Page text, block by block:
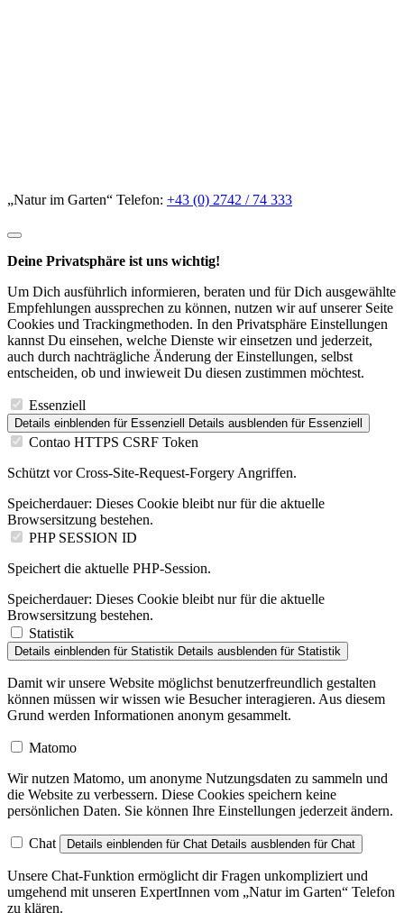
„Natur im Garten“ Telefon: +43 (0) 2742 / 74 333
Deine Privatsphäre ist uns wichtig!
Um Dich ausführlich informieren, beraten und für Dich ausgewählte
Empfehlungen aussprechen zu können, nutzen wir auf unserer Seite
Cookies und Trackingmethoden. In den Privatsphäre Einstellungen
kannst Du einsehen, welche Dienste wir einsetzen und jederzeit,
auch durch nachträgliche Änderung der Einstellungen, selbst
entscheiden, ob und inwieweit Du diesen zustimmen möchtest.
Essenziell
Details einblenden für Essenziell Details ausblenden für Essenziell
Contao HTTPS CSRF Token
Schützt vor Cross-Site-Request-Forgery Angriffen.
Speicherdauer: Dieses Cookie bleibt nur für die aktuelle
Browsersitzung bestehen.
PHP SESSION ID
Speichert die aktuelle PHP-Session.
Speicherdauer: Dieses Cookie bleibt nur für die aktuelle
Browsersitzung bestehen.
Statistik
Details einblenden für Statistik Details ausblenden für Statistik
Damit wir unsere Website möglichst benutzerfreundlich gestalten
können müssen wir wissen wie Besucher interagieren. Aus diesem
Grund werden Informationen anonym gesammelt.
Matomo
Wir nutzen Matomo, um anonyme Nutzungsdaten zu sammeln und
die Website zu verbessern. Diese Cookies speichern keine
persönlichen Daten. Sie können Ihre Einstellungen jederzeit ändern.
Chat Details einblenden für Chat Details ausblenden für Chat
Unsere Chat-Funktion ermöglicht dir Fragen unkompliziert und
umgehend mit unseren ExpertInnen vom „Natur im Garten“ Telefon
zu klären.